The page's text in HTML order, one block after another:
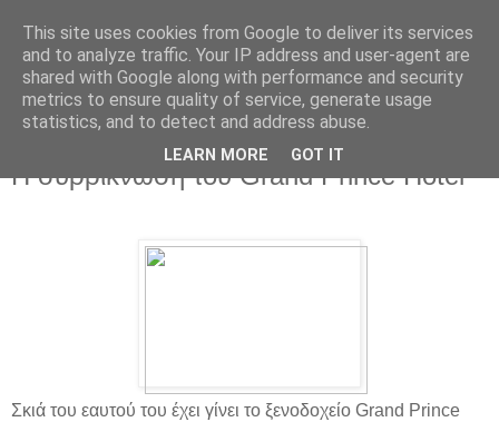
Η συρρίκνωση του Grand Prince Hotel
Σκιά του εαυτού του έχει γίνει το ξενοδοχείο Grand Prince
This site uses cookies from Google to deliver its services
and to analyze traffic. Your IP address and user-agent are
shared with Google along with performance and security
metrics to ensure quality of service, generate usage
statistics, and to detect and address abuse.
LEARN MORE GOT IT